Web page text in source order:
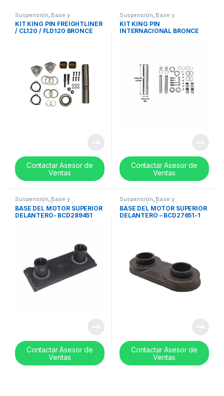
Suspensión Base y
suspensión,Accesorios
KIT KING PIN FREIGHTLINER
/ CL120 / FLD120 BRONCE
Contactar Asesor de
Ventas
Suspensión Base y
suspensión,Accesorios
KIT KING PIN
INTERNACIONAL BRONCE
Contactar Asesor de
Ventas
Suspensión, Base y
suspensión,Bases de motor
BASE DEL MOTOR SUPERIOR
DELANTERO- BCD289451
Contactar Asesor de
Ventas
Suspensión, Base y
suspensión,Bases de motor
BASE DEL MOTOR SUPERIOR
DELANTERO – BCD27651-1
Contactar Asesor de
Ventas